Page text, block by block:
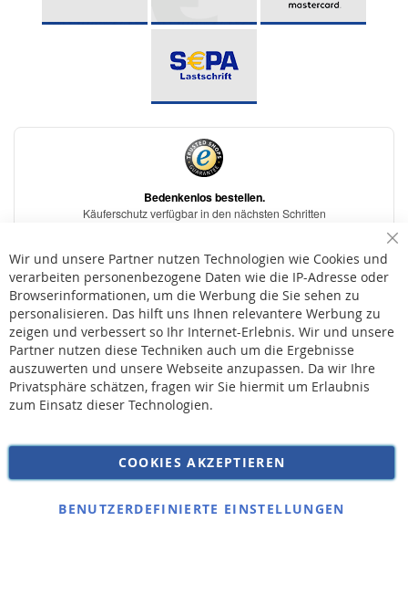
* Bei der Lieferung auf deutsche Inseln wird ein Inselzuschlag von 15,00 € auf die
Versandkosten erhoben.
AGB
Widerruf
Datenschutz
Impressum
Kontakt
Wir und unsere Partner nutzen Technologien wie Cookies und
verarbeiten personenbezogene Daten wie die IP-Adresse oder
Browserinformationen, um die Werbung die Sie sehen zu
personalisieren. Das hilft uns Ihnen relevantere Werbung zu
zeigen und verbessert so Ihr Internet-Erlebnis. Wir und unsere
Partner nutzen diese Techniken auch um die Ergebnisse
auszuwerten und unsere Webseite anzupassen. Da wir Ihre
Privatsphäre schätzen, fragen wir Sie hiermit um Erlaubnis
zum Einsatz dieser Technologien.
COOKIES AKZEPTIEREN
BENUTZERDEFINIERTE EINSTELLUNGEN